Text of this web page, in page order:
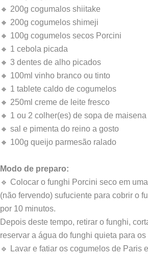
🔸 200g cogumalos shiitake
🔸 200g cogumelos shimeji
🔸 100g cogumelos secos Porcini
🔸 1 cebola picada
🔸 3 dentes de alho picados
🔸 100ml vinho branco ou tinto
🔸 1 tablete caldo de cogumelos
🔸 250ml creme de leite fresco
🔸 1 ou 2 colher(es) de sopa de
🔸 sal e pimenta do reino a gosto
🔸 100g queijo parmesão ralado
Modo de preparo:
🔹 Colocar o funghi Porcini seco em
(não fervendo) sufuciente para cobrir o
por 10 minutos.
Depois deste tempo, retirar o funghi,
reservar a água do funghi quieta para
🔹 Lavar e fatiar os cogumelos de Paris